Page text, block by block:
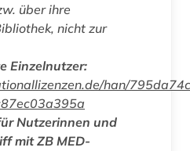
über ihre
nicht zur
Einzelnutzer:
han/
Nutzerinnen und
mit ZB MED-